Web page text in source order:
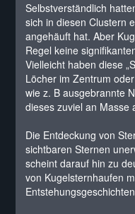
Selbstverständlich
sich in diesen Clustern
angehäuft hat. Aber
Regel keine
Vielleicht haben diese
Löcher im Zentrum
wie z. B ausgebrannte
dieses zuviel an Masse
Die Entdeckung von
sichtbaren Sternen
scheint darauf hin zu
von Kugelsternhaufen